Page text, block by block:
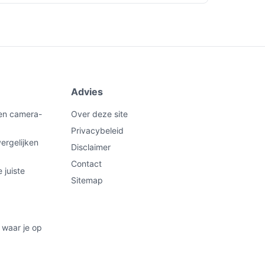
camera-
juiste
je op
Advies
Over deze site
Privacybeleid
Disclaimer
Contact
Sitemap